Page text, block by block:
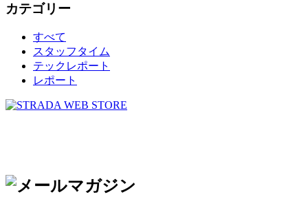
カテゴリー
すべて
スタッフタイム
テックレポート
レポート